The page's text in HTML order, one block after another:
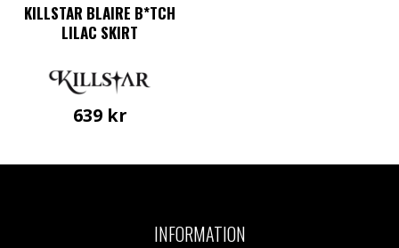
KILLSTAR BLAIRE B*TCH
LILAC SKIRT
639 kr
INFORMATION